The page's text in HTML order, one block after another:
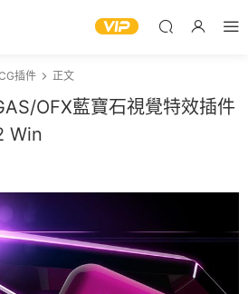
插件 正文
OFX藍寶石視覺特效插件
Win